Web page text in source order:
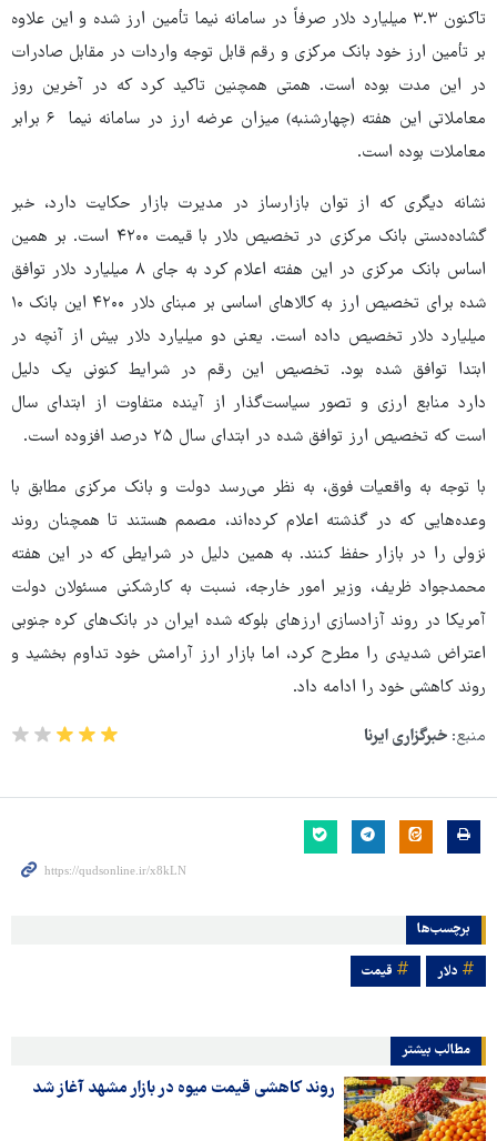
تاکنون ۳.۳ میلیارد دلار صرفاً در سامانه نیما تأمین ارز شده و این علاوه
بر تأمین ارز خود بانک مرکزی و رقم قابل توجه واردات در مقابل صادرات
در این مدت بوده است. همتی همچنین تاکید کرد که در آخرین روز
معاملاتی این هفته (چهارشنبه) میزان عرضه ارز در سامانه نیما ۶ برابر
معاملات بوده است.
نشانه دیگری که از توان بازارساز در مدیرت بازار حکایت دارد، خبر
گشاده‌دستی بانک مرکزی در تخصیص دلار با قیمت ۴۲۰۰ است. بر همین
اساس بانک مرکزی در این هفته اعلام کرد به جای ۸ میلیارد دلار توافق
شده برای تخصیص ارز به کالاهای اساسی بر مبنای دلار ۴۲۰۰ این بانک ۱۰
میلیارد دلار تخصیص داده است. یعنی دو میلیارد دلار بیش از آنچه در
ابتدا توافق شده بود. تخصیص این رقم در شرایط کنونی یک دلیل
دارد منابع ارزی و تصور سیاست‌گذار از آینده متفاوت از ابتدای سال
است که تخصیص ارز توافق شده در ابتدای سال ۲۵ درصد افزوده است.
با توجه به واقعیات فوق، به نظر می‌رسد دولت و بانک مرکزی مطابق با
وعده‌هایی که در گذشته اعلام کرده‌اند، مصمم هستند تا همچنان روند
نزولی را در بازار حفظ کنند. به همین دلیل در شرایطی که در این هفته
محمدجواد ظریف، وزیر امور خارجه، نسبت به کارشکنی مسئولان دولت
آمریکا در روند آزادسازی ارزهای بلوکه شده ایران در بانک‌های کره جنوبی
اعتراض شدیدی را مطرح کرد، اما بازار ارز آرامش خود تداوم بخشید و
روند کاهشی خود را ادامه داد.
منبع: خبرگزاری ایرنا
برچسب‌ها
دلار قیمت
مطالب بیشتر
روند کاهشی قیمت میوه در بازار مشهد آغاز شد